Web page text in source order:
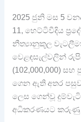
2025 ජුනි මස 5
11, හෙට්ටිවීදිය
නීත්‍යානුකූල
වෙළඳසැල්වලින්
(102,000,000)
ගෙන ඇති අතර
ලෙස ගෙන්වූ
අධිකරණයට කරුණු